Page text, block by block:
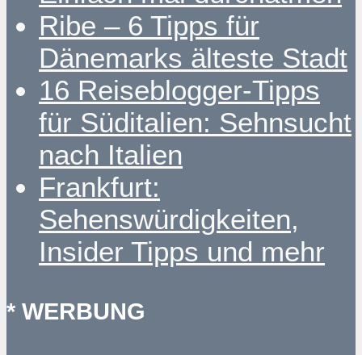
Ribe – 6 Tipps für
Dänemarks älteste Stadt
16 Reiseblogger-Tipps
für Süditalien: Sehnsucht
nach Italien
Frankfurt:
Sehenswürdigkeiten,
Insider Tipps und mehr
* WERBUNG